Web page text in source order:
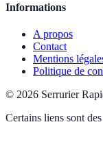
Informations
A propos
Contact
Mentions
Politique de
© 2026 Serrurier
Certains liens sont